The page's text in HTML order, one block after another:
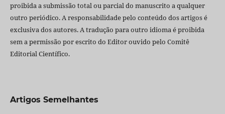
proibida a submissão total ou parcial do manuscrito a qualquer
outro periódico. A responsabilidade pelo conteúdo dos artigos é
exclusiva dos autores. A tradução para outro idioma é proibida
sem a permissão por escrito do Editor ouvido pelo Comitê
Editorial Científico.
Artigos Semelhantes